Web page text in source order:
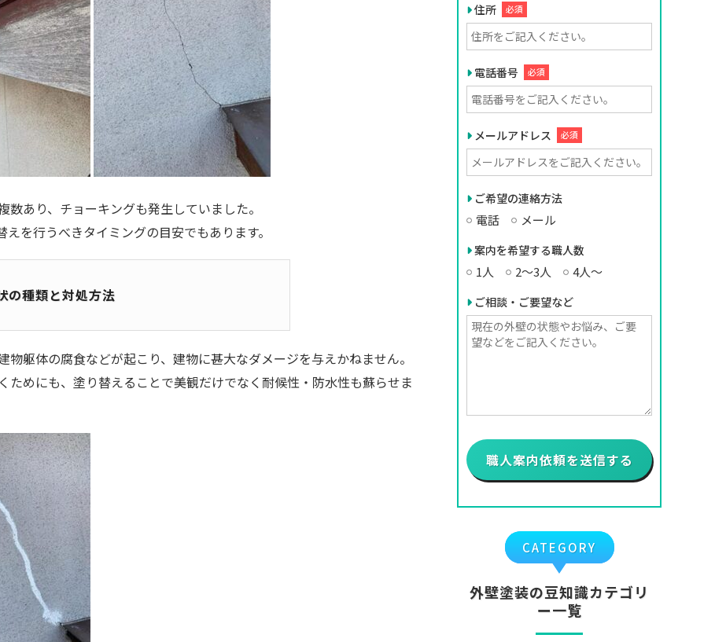
あり、チョーキングも発生していました。
を行うべきタイミングの目安でもあります。
の種類と対処方法
躯体の腐食などが起こり、建物に甚大なダメージを与えかねません。
めにも、塗り替えることで美観だけでなく耐候性・防水性も蘇らせま
住所 必須
電話番号 必須
メールアドレス 必須
ご希望の連絡方法
電話 メール
案内を希望する職人数
1人 2〜3人 4人〜
ご相談・ご要望など
CATEGORY
外壁塗装の豆知識カテゴリ
ー一覧